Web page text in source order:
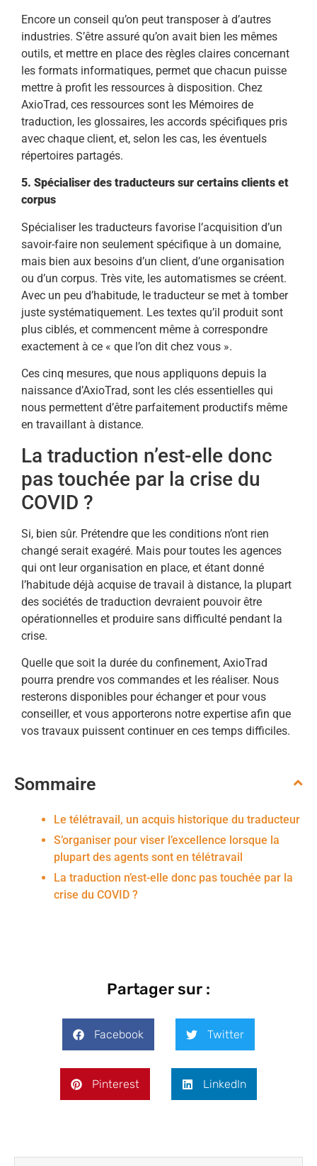
Encore un conseil qu’on peut transposer à d’autres
industries. S’être assuré qu’on avait bien les mêmes
outils, et mettre en place des règles claires concernant
les formats informatiques, permet que chacun puisse
mettre à profit les ressources à disposition. Chez
AxioTrad, ces ressources sont les Mémoires de
traduction, les glossaires, les accords spécifiques pris
avec chaque client, et, selon les cas, les éventuels
répertoires partagés.
5. Spécialiser des traducteurs sur certains clients et
corpus
Spécialiser les traducteurs favorise l’acquisition d’un
savoir-faire non seulement spécifique à un domaine,
mais bien aux besoins d’un client, d’une organisation
ou d’un corpus. Très vite, les automatismes se créent.
Avec un peu d’habitude, le traducteur se met à tomber
juste systématiquement. Les textes qu’il produit sont
plus ciblés, et commencent même à correspondre
exactement à ce « que l’on dit chez vous ».
Ces cinq mesures, que nous appliquons depuis la
naissance d’AxioTrad, sont les clés essentielles qui
nous permettent d’être parfaitement productifs même
en travaillant à distance.
La traduction n’est-elle donc
pas touchée par la crise du
COVID ?
Si, bien sûr. Prétendre que les conditions n’ont rien
changé serait exagéré. Mais pour toutes les agences
qui ont leur organisation en place, et étant donné
l’habitude déjà acquise de travail à distance, la plupart
des sociétés de traduction devraient pouvoir être
opérationnelles et produire sans difficulté pendant la
crise.
Quelle que soit la durée du confinement, AxioTrad
pourra prendre vos commandes et les réaliser. Nous
resterons disponibles pour échanger et pour vous
conseiller, et vous apporterons notre expertise afin que
vos travaux puissent continuer en ces temps difficiles.
Sommaire
Le télétravail, un acquis historique du traducteur
S’organiser pour viser l’excellence lorsque la
plupart des agents sont en télétravail
La traduction n’est-elle donc pas touchée par la
crise du COVID ?
Partager sur :
Facebook Twitter
Pinterest LinkedIn